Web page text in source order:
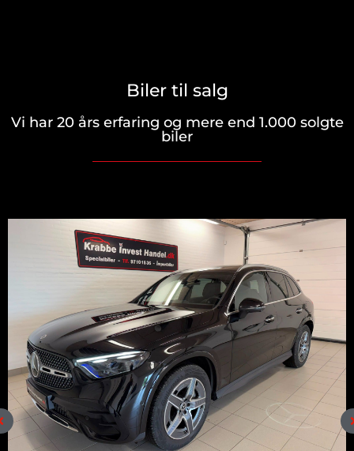
Biler til salg
Vi har 20 års erfaring og mere end 1.000 solgte
biler